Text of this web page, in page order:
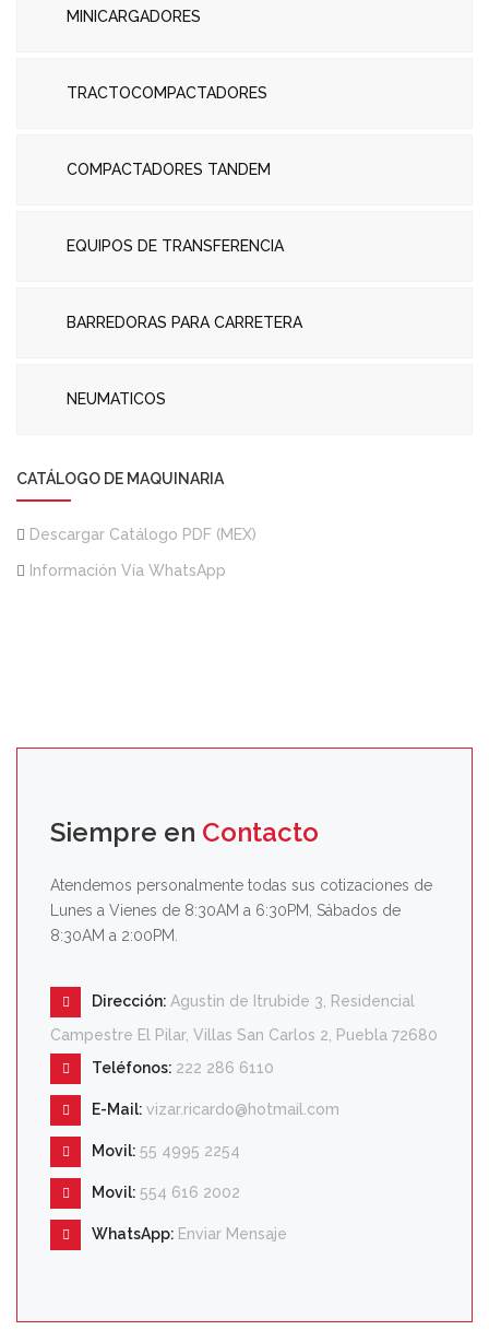
MINICARGADORES
TRACTOCOMPACTADORES
COMPACTADORES TANDEM
EQUIPOS DE TRANSFERENCIA
BARREDORAS PARA CARRETERA
NEUMATICOS
CATÁLOGO DE MAQUINARIA
Descargar Catálogo PDF (MEX)
Información Vía WhatsApp
Siempre en Contacto
Atendemos personalmente todas sus cotizaciones de
Lunes a Vienes de 8:30AM a 6:30PM, Sábados de
8:30AM a 2:00PM.
Dirección: Agustin de Itrubide 3, Residencial
Campestre El Pilar, Villas San Carlos 2, Puebla 72680
Teléfonos: 222 286 6110
E-Mail: vizar.ricardo@hotmail.com
Movil: 55 4995 2254
Movil: 554 616 2002
WhatsApp: Enviar Mensaje